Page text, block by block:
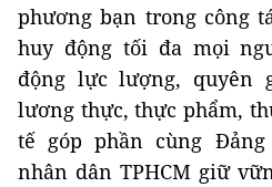
phương bạn trong công
huy động tối đa mọi
động lực lượng, quyên
lương thực, thực phẩm,
tế góp phần cùng
nhân dân TPHCM giữ